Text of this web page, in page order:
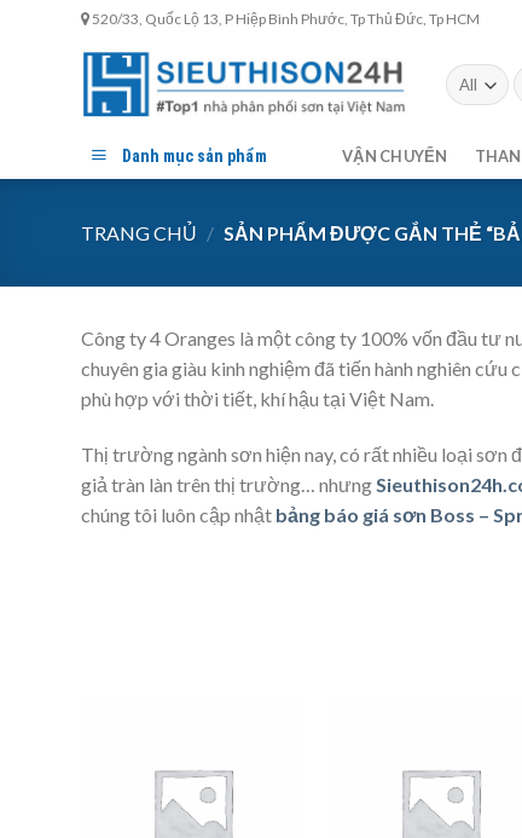
520/33, Quốc Lộ 13, P Hiệp Bình Phước, Tp Thủ Đức, Tp HCM
Danh mục sản phẩm VẬN CHUYỂN
TRANG CHỦ / SẢN PHẨM ĐƯỢC GẮN THẺ
Công ty 4 Oranges là một công ty 100% vốn đầu tư
chuyên gia giàu kinh nghiệm đã tiến hành nghiên
phù hợp với thời tiết, khí hậu tại Việt Nam.
Thị trường ngành sơn hiện nay, có rất nhiều loại sơn
giả tràn làn trên thị trường… nhưng
chúng tôi luôn cập nhật bảng báo giá sơn Boss –